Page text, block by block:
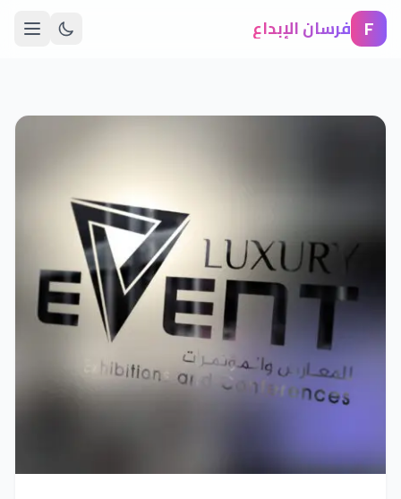
F فرسان الإبداع